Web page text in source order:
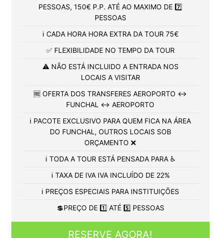
PESSOAS, 150€ P.P. ATÉ AO MAXIMO DE 7️⃣
PESSOAS
ℹ️ CADA HORA HORA EXTRA DA TOUR 75€
✅ FLEXIBILIDADE NO TEMPO DA TOUR
⚠️ NÃO ESTÁ INCLUIDO A ENTRADA NOS
LOCAIS A VISITAR
🆓 OFERTA DOS TRANSFERES AEROPORTO ↔️
FUNCHAL ↔️ AEROPORTO
ℹ️ PACOTE EXCLUSIVO PARA QUEM FICA NA ÁREA
DO FUNCHAL, OUTROS LOCAIS SOB
ORÇAMENTO ❌
ℹ️ TODA A TOUR ESTÁ PENSADA PARA ♿
ℹ️ TAXA DE IVA IVA INCLUÍDO DE 22%
ℹ️ PREÇOS ESPECIAIS PARA INSTITUIÇÕES
💲PREÇO DE 1️⃣ ATÉ 5️⃣ PESSOAS
RESERVE AGORA!